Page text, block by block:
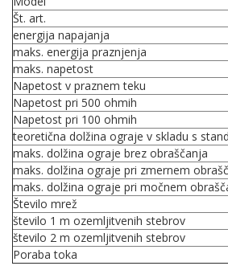
Št. art.
energija napajanja
maks. energija praznjenja
maks. napetost
Napetost v praznem teku
Napetost pri 500 ohmih
Napetost pri 100 ohmih
teoretična dolžina ograje v skladu s
maks. dolžina ograje brez obraščanja
maks. dolžina ograje pri zmernem
maks. dolžina ograje pri močnem
Število mrež
število 1 m ozemljitvenih stebrov
število 2 m ozemljitvenih stebrov
Poraba toka